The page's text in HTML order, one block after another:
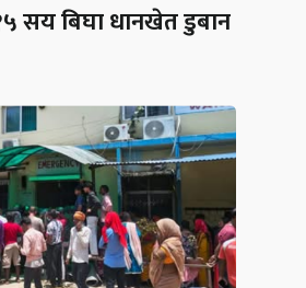
सय बिघा धानखेत डुबान